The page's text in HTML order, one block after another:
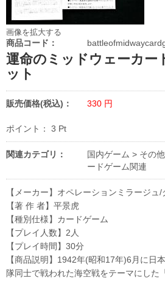
画像を拡大する
商品コード：
運命のミッドウェーカー
ット
販売価格(税込)： 330 円
ポイント： 3 Pt
関連カテゴリ： 国内ゲーム > その
ードゲーム関連
【メーカー】オペレーションミラージュ
【著 作 者】平景虎
【種別仕様】カードゲーム
【プレイ人数】2人
【プレイ時間】30分
【商品説明】1942年(昭和17年)6月に日
隊同士で戦われた海空戦をテーマにした